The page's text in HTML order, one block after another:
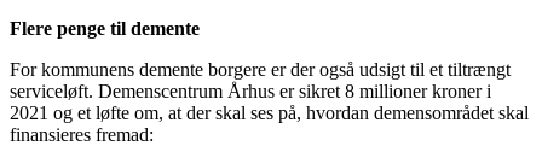
Flere penge til demente
For kommunens demente borgere er der også udsigt til et tiltrængt
serviceløft. Demenscentrum Århus er sikret 8 millioner kroner i
2021 og et løfte om, at der skal ses på, hvordan demensområdet skal
finansieres fremad: